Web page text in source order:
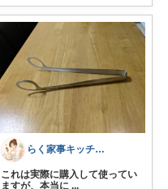
らく家事キッチン✨
これは実際に購入して使ってい
ますが、本当に ...